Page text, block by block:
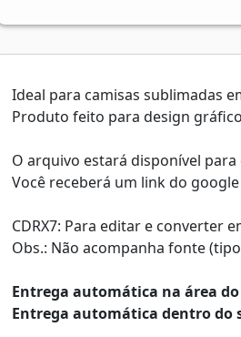
Ideal para camisas sublimadas
Produto feito para design
O arquivo estará disponível
Você receberá um link do
CDRX7: Para editar e converter
Obs.: Não acompanha fonte
Entrega automática na área
Entrega automática dentro do